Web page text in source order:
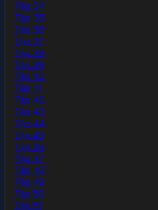
Tập 34
Tập 35
Tập 36
Tập 37
Tập 38
Tập 39
Tập 40
Tập 41
Tập 42
Tập 43
Tập 44
Tập 45
Tập 46
Tập 47
Tập 48
Tập 49
Tập 50
Tập 51